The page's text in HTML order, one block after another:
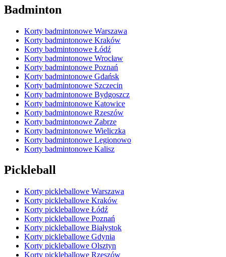
Badminton
Korty badmintonowe Warszawa
Korty badmintonowe Kraków
Korty badmintonowe Łódź
Korty badmintonowe Wrocław
Korty badmintonowe Poznań
Korty badmintonowe Gdańsk
Korty badmintonowe Szczecin
Korty badmintonowe Bydgoszcz
Korty badmintonowe Katowice
Korty badmintonowe Rzeszów
Korty badmintonowe Zabrze
Korty badmintonowe Wieliczka
Korty badmintonowe Legionowo
Korty badmintonowe Kalisz
Pickleball
Korty pickleballowe Warszawa
Korty pickleballowe Kraków
Korty pickleballowe Łódź
Korty pickleballowe Poznań
Korty pickleballowe Białystok
Korty pickleballowe Gdynia
Korty pickleballowe Olsztyn
Korty pickleballowe Rzeszów